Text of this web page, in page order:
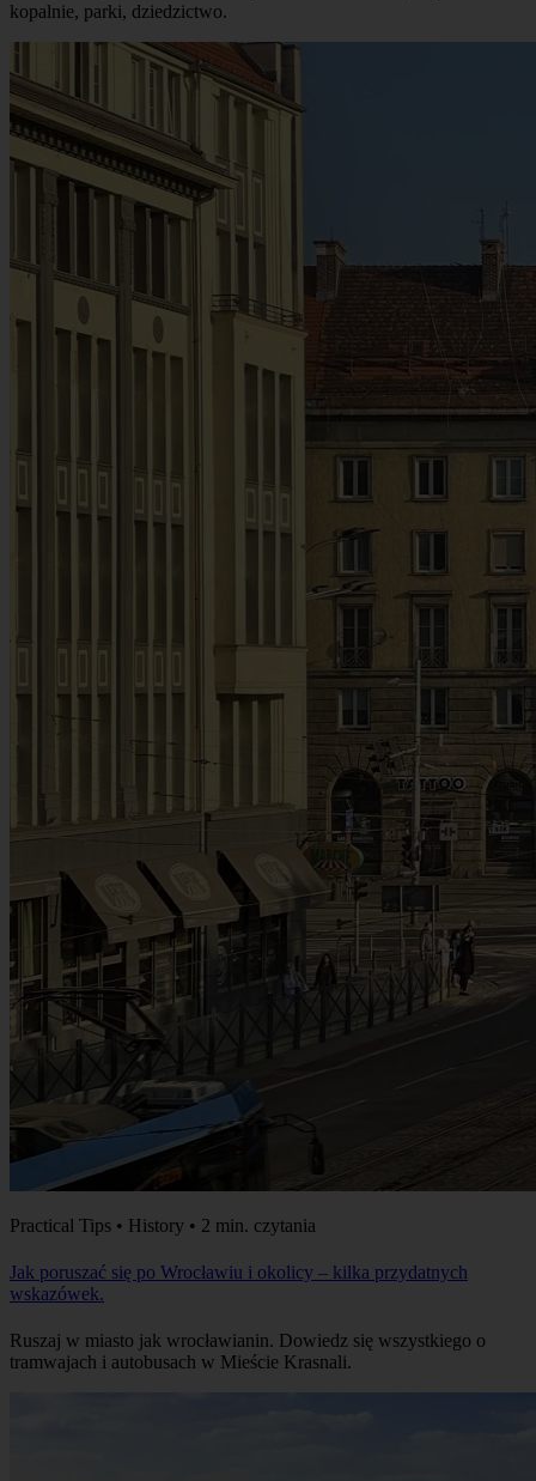
kopalnie, parki, dziedzictwo.
Practical Tips • History • 2 min. czytania
Jak poruszać się po Wrocławiu i okolicy – kilka przydatnych
wskazówek.
Ruszaj w miasto jak wrocławianin. Dowiedz się wszystkiego o
tramwajach i autobusach w Mieście Krasnali.